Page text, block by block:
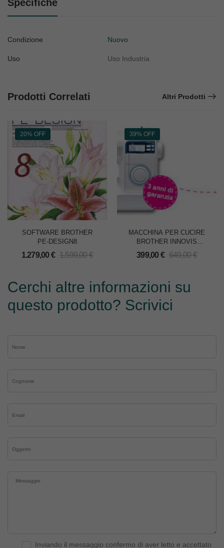
Specifiche
Condizione Nuovo
Uso Uso Industria
Prodotti Correlati Altri Prodotti
20% OFF
SOFTWARE BROTHER
PE-DESIGN8
1.279,00 € 1.599,00€
39% OFF
MACCHINA PER CUCIRE
BROTHER INNOVIS
NV30M1
399,00 € 649,00€
Cerchi altre informazioni su
questo prodotto? Scrivici
Inviando il messaggio confermo di aver letto e accettato